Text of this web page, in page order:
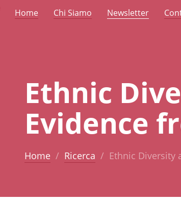
Home Chi Siamo Newsletter
Ethnic
Evidence
Home Ricerca Ethnic Diversity